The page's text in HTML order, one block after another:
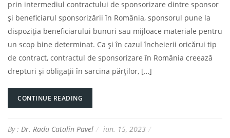
prin intermediul contractului de sponsorizare dintre sponsor
și beneficiarul sponsorizării în România, sponsorul pune la
dispoziția beneficiarului bunuri sau mijloace materiale pentru
un scop bine determinat. Ca și în cazul încheierii oricărui tip
de contract, contractul de sponsorizare în România creează
drepturi și obligații în sarcina părților, […]
CONTINUE READING
By : Dr. Radu Catalin Pavel iun. 15, 2023